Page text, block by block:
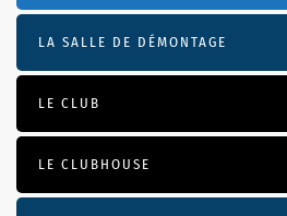
LA SALLE DE DÉMONTAGE
LE CLUB
LE CLUBHOUSE